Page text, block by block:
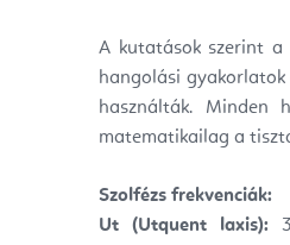
A kutatások szerint a
hangolási
használták. Minden
matematikailag a
Szolfézs frekvenciák:
Ut (Utquent laxis):